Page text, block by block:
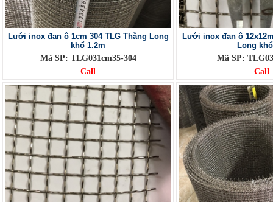
Lưới inox đan ô 1cm 304 TLG Thăng Long
khổ 1.2m
Mã SP: TLG031cm35-304
Call
Lưới inox đan ô
Long
Mã SP:
Call